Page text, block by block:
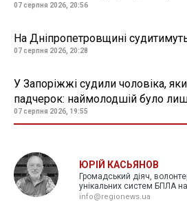
07 серпня 2026, 20:56
На Дніпропетровщині
07 серпня 2026, 20:28
У Запоріжжі судили чоловіка,
падчерок: наймолодшій було
07 серпня 2026, 19:55
ЮРІЙ КАСЬЯНОВ
Громадський діяч,
унікальних систем БПЛА
info@regionews.ua